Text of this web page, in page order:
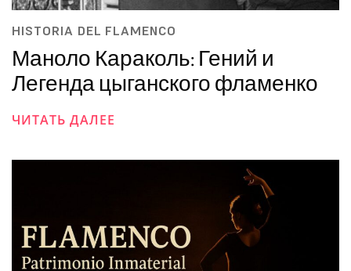
HISTORIA DEL FLAMENCO
Маноло Караколь: Гений и
Легенда цыганского фламенко
ЧИТАТЬ ДАЛЕЕ